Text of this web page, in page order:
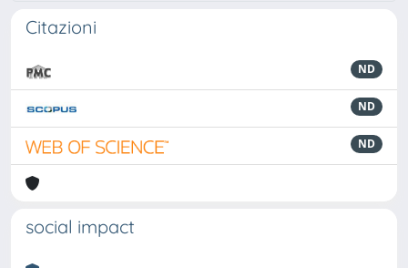
Citazioni
ND
ND
ND
social impact